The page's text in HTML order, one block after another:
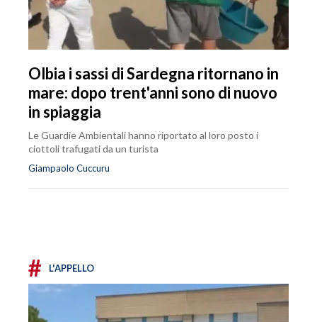
Olbia i sassi di Sardegna ritornano in
mare: dopo trent'anni sono di nuovo
in spiaggia
Le Guardie Ambientali hanno riportato al loro posto i
ciottoli trafugati da un turista
Giampaolo Cuccuru
# L'APPELLO